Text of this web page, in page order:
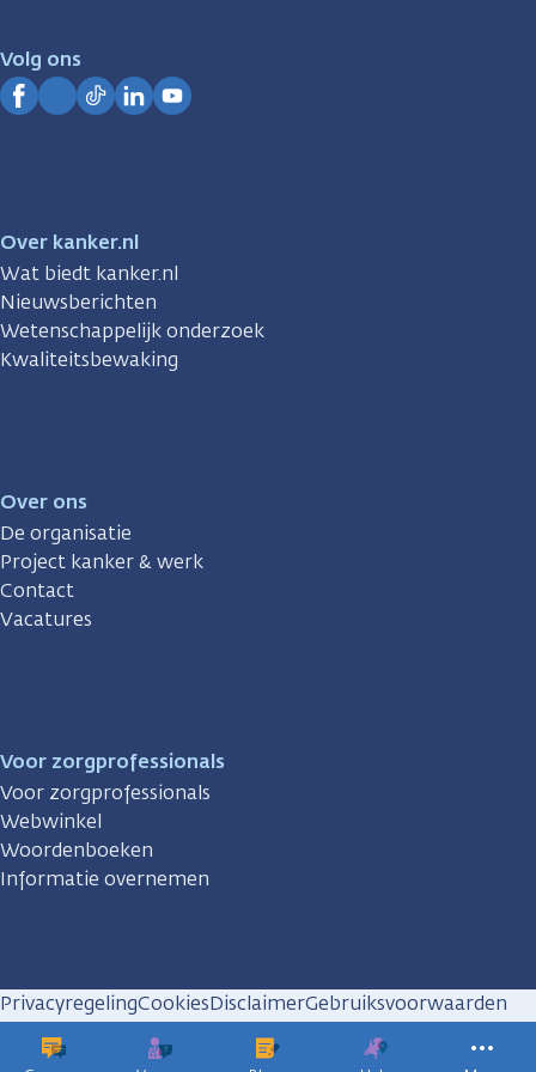
Volg ons
Over kanker.nl
Wat biedt kanker.nl
Nieuwsberichten
Wetenschappelijk onderzoek
Kwaliteitsbewaking
Over ons
De organisatie
Project kanker & werk
Contact
Vacatures
Voor zorgprofessionals
Voor zorgprofessionals
Webwinkel
Woordenboeken
Informatie overnemen
PrivacyregelingCookiesDisclaimerGebruiksvoorwaarden
Huisregels